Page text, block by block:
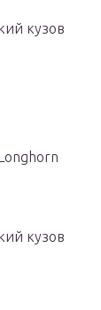
кузов
кузов